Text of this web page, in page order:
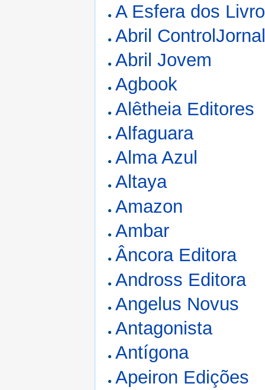
A Esfera dos
Abril
Abril Jovem
Agbook
Alêtheia Editores
Alfaguara
Alma Azul
Altaya
Amazon
Ambar
Âncora Editora
Andross Editora
Angelus Novus
Antagonista
Antígona
Apeiron Edições